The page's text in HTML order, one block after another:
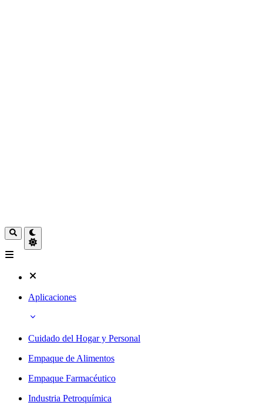
Aplicaciones
Cuidado del Hogar y Personal
Empaque de Alimentos
Empaque Farmacéutico
Industria Petroquímica